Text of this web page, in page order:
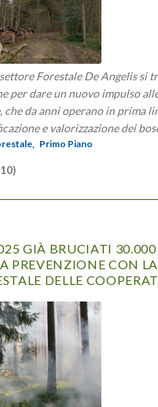
Forestale De Angelis si
per dare un nuovo impulso
da anni operano in prima
e valorizzazione dei
Primo Piano
GIÀ BRUCIATI 30.000
PREVENZIONE CON LA
DELLE